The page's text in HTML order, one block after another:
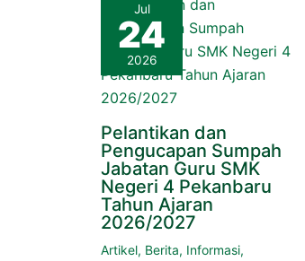
Jul
24
2026
Pelantikan dan
Pengucapan Sumpah
Jabatan Guru SMK
Negeri 4 Pekanbaru
Tahun Ajaran
2026/2027
Artikel, Berita, Informasi,